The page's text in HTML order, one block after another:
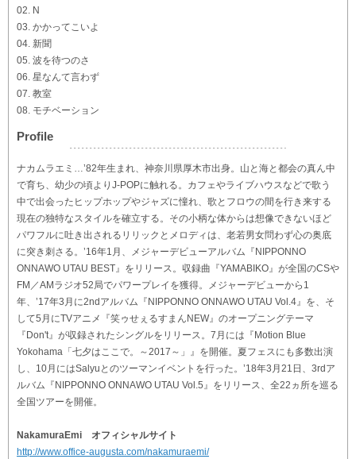
02. N
03. かかってこいよ
04. 新聞
05. 波を待つのさ
06. 星なんて言わず
07. 教室
08. モチベーション
Profile
ナカムラエミ…’82年生まれ、神奈川県厚木市出身。山と海と都会の真ん中
で育ち、幼少の頃よりJ-POPに触れる。カフェやライブハウスなどで歌う
中で出会ったヒップホップやジャズに憧れ、歌とフロウの間を行き来する
現在の独特なスタイルを確立する。その小柄な体からは想像できないほど
パワフルに吐き出されるリリックとメロディは、老若男女問わず心の奥底
に突き刺さる。’16年1月、メジャーデビューアルバム『NIPPONNO
ONNAWO UTAU BEST』をリリース。収録曲『YAMABIKO』が全国のCSや
FM／AMラジオ52局でパワープレイを獲得。メジャーデビューから1
年、’17年3月に2ndアルバム『NIPPONNO ONNAWO UTAU Vol.4』を、そ
して5月にTVアニメ『笑ゥせぇるすまんNEW』のオープニングテーマ
『Don't』が収録されたシングルをリリース。7月には『Motion Blue
Yokohama「七夕はここで。～2017～」』を開催。夏フェスにも多数出演
し、10月にはSalyuとのツーマンイベントを行った。’18年3月21日、3rdア
ルバム『NIPPONNO ONNAWO UTAU Vol.5』をリリース、全22ヵ所を巡る
全国ツアーを開催。
NakamuraEmi オフィシャルサイト
http://www.office-augusta.com/nakamuraemi/